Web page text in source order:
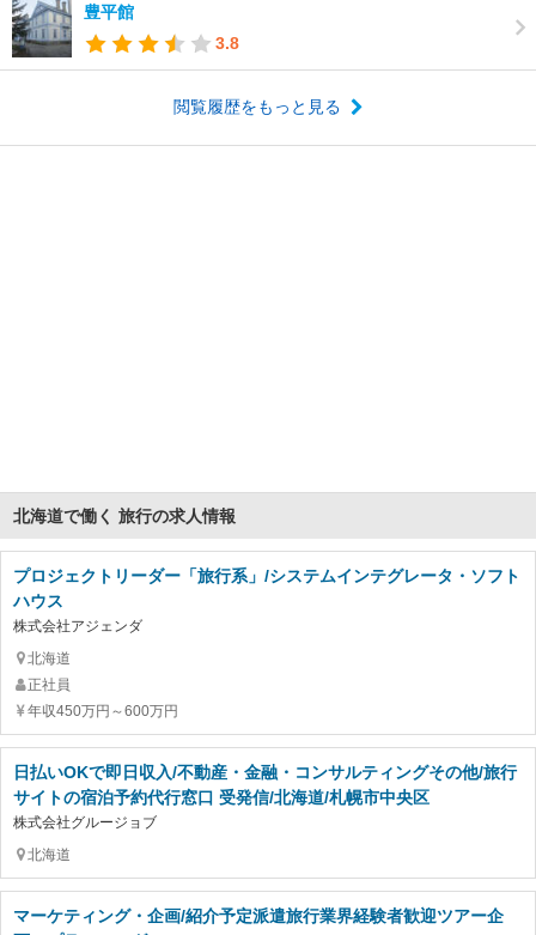
豊平館
3.8
閲覧履歴をもっと見る
北海道で働く 旅行の求人情報
プロジェクトリーダー「旅行系」/システムインテグレータ・ソフト
ハウス
株式会社アジェンダ
北海道
正社員
年収450万円～600万円
日払いOKで即日収入/不動産・金融・コンサルティングその他/旅行
サイトの宿泊予約代行窓口 受発信/北海道/札幌市中央区
株式会社グルージョブ
北海道
マーケティング・企画/紹介予定派遣旅行業界経験者歓迎ツアー企